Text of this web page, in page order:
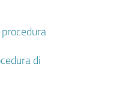
di